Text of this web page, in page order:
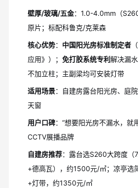
壁厚/玻璃/五金：1.0-4.0mm（
原片；标配科鲁克/克莱森
核心优势： 中国阳光房标准制定者
应用》）； 免打胶系统专利 解决漏
不加立柱；主副梁均可安装灯带
适用场景：自建房露台阳光房、庭
天窗
用户口碑：“想要阳光房不漏水，就
CCTV展播品牌
自建房推荐：露台选S260大跨度（
+德高瓦），约1500元/㎡；凉亭选
+灯带，约1350元/㎡